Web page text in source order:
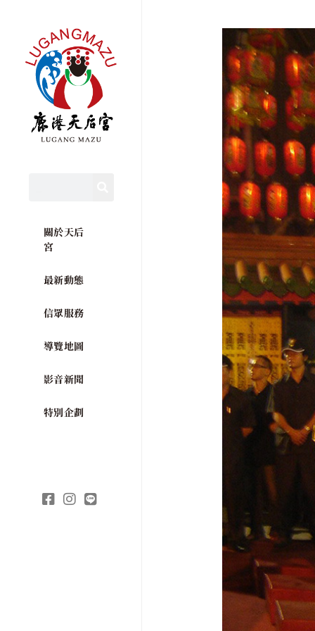
關於天后
宮
最新動態
信眾服務
導覽地圖
影音新聞
特別企劃